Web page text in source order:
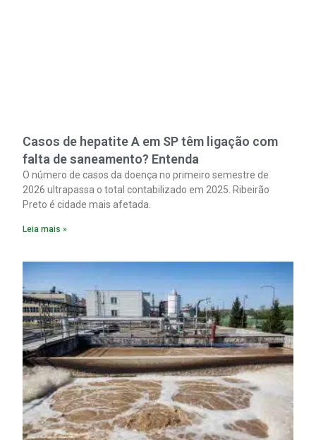
Casos de hepatite A em SP têm ligação com
falta de saneamento? Entenda
O número de casos da doença no primeiro semestre de
2026 ultrapassa o total contabilizado em 2025. Ribeirão
Preto é cidade mais afetada.
Leia mais »